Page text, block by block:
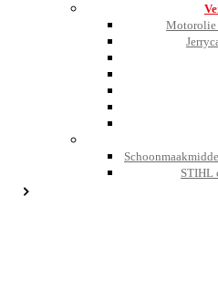
Motorolie
STIHL